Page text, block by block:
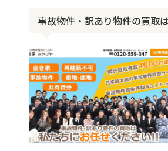
事故物件・訳あり物件の買取